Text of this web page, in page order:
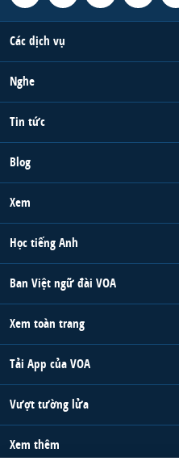
Các dịch vụ
Nghe
Tin tức
Blog
Xem
Học tiếng Anh
Ban Việt ngữ đài VOA
Xem toàn trang
Tải App của VOA
Vượt tường lửa
Xem thêm